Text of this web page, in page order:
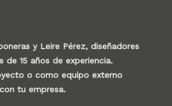
y Leire Pérez, diseñadores
de 15 años de experiencia.
o como equipo externo
tu empresa.